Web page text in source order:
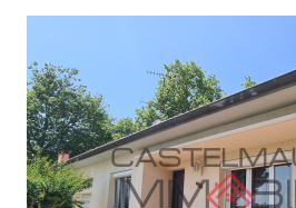
VOIR LE BIEN